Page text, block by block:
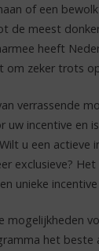
of een
de meest
heeft
om zeker trots
verrassende
uw incentive en
u een actieve
exclusieve?
unieke
mogelijkheden
het beste